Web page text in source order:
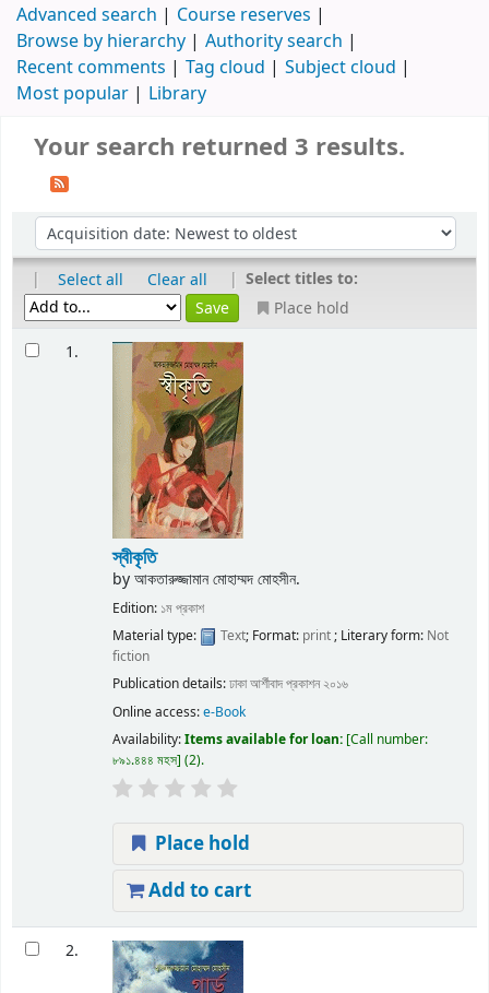
Advanced search
Course reserves
Browse by hierarchy
Authority search
Recent comments
Tag cloud
Subject cloud
Most popular
Library
Your search returned 3 results.
| Select all Clear all | Select titles to:
Place hold
1.
স্বীকৃতি
byআকতারুজ্জামান মোহাম্মদ মোহসীন.
Edition: ১ম প্রকাশ
Material type:
Text; Format: print; Literary form: Not
fiction
Publication details:ঢাকাআর্শীবাদ প্রকাশন ২০১৬
Online access:e-Book
Availability:Items available for loan: Call number:
৮৯১.৪৪৪ মহস (2).
Place hold
Add to cart
2.